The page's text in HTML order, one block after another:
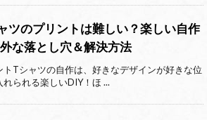
ツのプリントは難しい？楽しい自作
な落とし穴＆解決方法
トTシャツの自作は、好きなデザインが好きな位
れられる楽しいDIY！ほ ...